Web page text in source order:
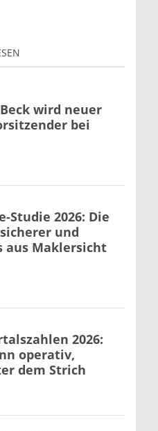
wird neuer
bei
Studie 2026: Die
und
aus Maklersicht
2026:
operativ,
dem Strich